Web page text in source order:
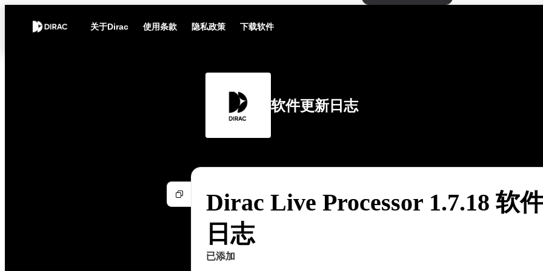
关于Dirac 使用条款 隐私政策 下载软件
软件更新日志
Dirac Live Processor 1.7.18 软
日志
已添加